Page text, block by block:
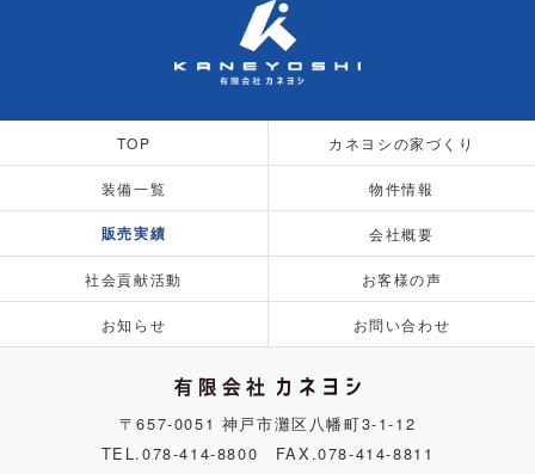
TOP カネヨシの家づくり
装備一覧 物件情報
販売実績 会社概要
社会貢献活動 お客様の声
お知らせ お問い合わせ
〒657-0051 神戸市灘区八幡町3-1-12
TEL.078-414-8800 FAX.078-414-8811